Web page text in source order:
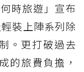
時旅遊」宣布
裝上陣系列除
。更打破過去
的旅費負擔，